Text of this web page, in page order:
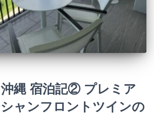
縄 宿泊記② プレミア
ャンフロントツインの